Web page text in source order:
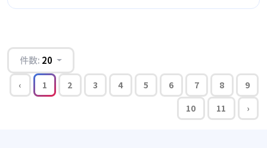
件数: 20
‹ 1 2 3 4 5 6 7 8
9
10
11 ›